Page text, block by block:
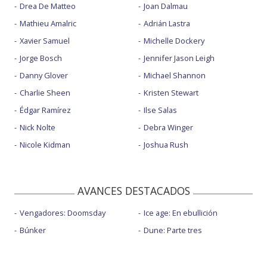
Drea De Matteo
Mathieu Amalric
Xavier Samuel
Jorge Bosch
Danny Glover
Charlie Sheen
Édgar Ramírez
Nick Nolte
Nicole Kidman
Joan Dalmau
Adrián Lastra
Michelle Dockery
Jennifer Jason Leigh
Michael Shannon
Kristen Stewart
Ilse Salas
Debra Winger
Joshua Rush
AVANCES DESTACADOS
Vengadores: Doomsday
Búnker
Ice age: En ebullición
Dune: Parte tres